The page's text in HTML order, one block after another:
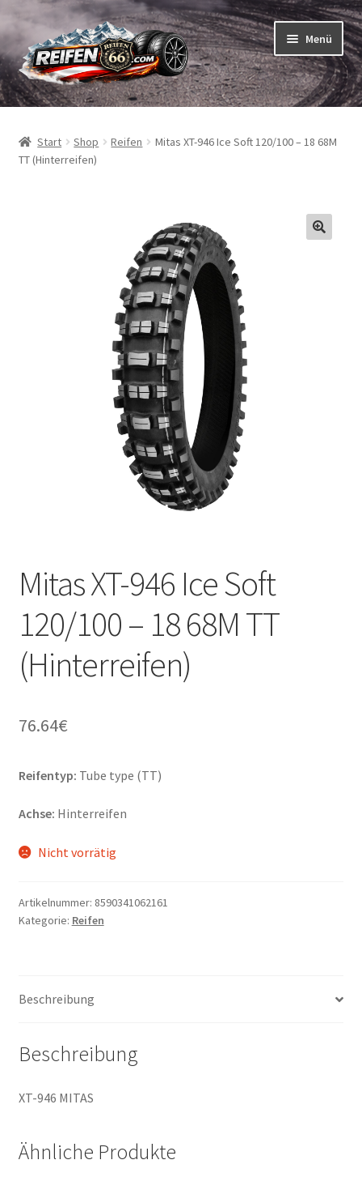
Zur
Navigation
springen
Zum
Inhalt
springen
Menü
Reifen
Schläuche
Start Shop Reifen
Mitas XT-946 Ice Soft 120/100 – 18 68M
TT (Hinterreifen)
Mitas XT-946 Ice Soft
120/100 – 18 68M TT
(Hinterreifen)
76.64€
Reifentyp: Tube type (TT)
Achse: Hinterreifen
Nicht vorrätig
Artikelnummer: 8590341062161
Kategorie: Reifen
Beschreibung
Beschreibung
XT-946 MITAS
Ähnliche Produkte